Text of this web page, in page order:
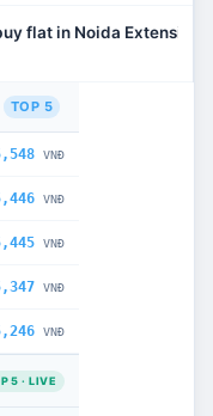
flat in Noida Extension?
TOP 5
VNĐ
VNĐ
VNĐ
VNĐ
VNĐ
5 · LIVE